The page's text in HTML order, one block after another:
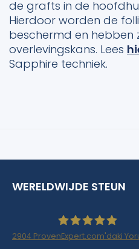
de grafts in de
Hierdoor worden de
beschermd en hebben
overlevingskans. Lees
Sapphire techniek.
WERELDWIJDE STEUN
2904 ProvenExpert.com'daki